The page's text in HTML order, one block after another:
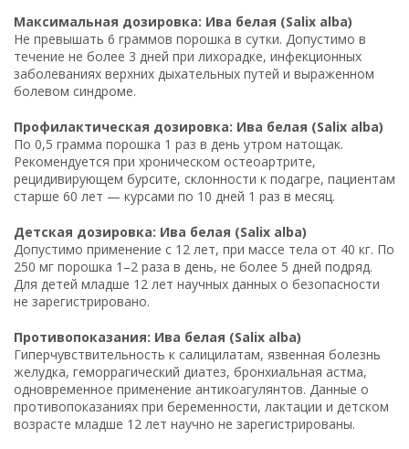
Максимальная дозировка: Ива белая (Salix alba)
Не превышать 6 граммов порошка в сутки. Допустимо в
течение не более 3 дней при лихорадке, инфекционных
заболеваниях верхних дыхательных путей и выраженном
болевом синдроме.
Профилактическая дозировка: Ива белая (Salix alba)
По 0,5 грамма порошка 1 раз в день утром натощак.
Рекомендуется при хроническом остеоартрите,
рецидивирующем бурсите, склонности к подагре, пациентам
старше 60 лет — курсами по 10 дней 1 раз в месяц.
Детская дозировка: Ива белая (Salix alba)
Допустимо применение с 12 лет, при массе тела от 40 кг. По
250 мг порошка 1–2 раза в день, не более 5 дней подряд.
Для детей младше 12 лет научных данных о безопасности
не зарегистрировано.
Противопоказания: Ива белая (Salix alba)
Гиперчувствительность к салицилатам, язвенная болезнь
желудка, геморрагический диатез, бронхиальная астма,
одновременное применение антикоагулянтов. Данные о
противопоказаниях при беременности, лактации и детском
возрасте младше 12 лет научно не зарегистрированы.